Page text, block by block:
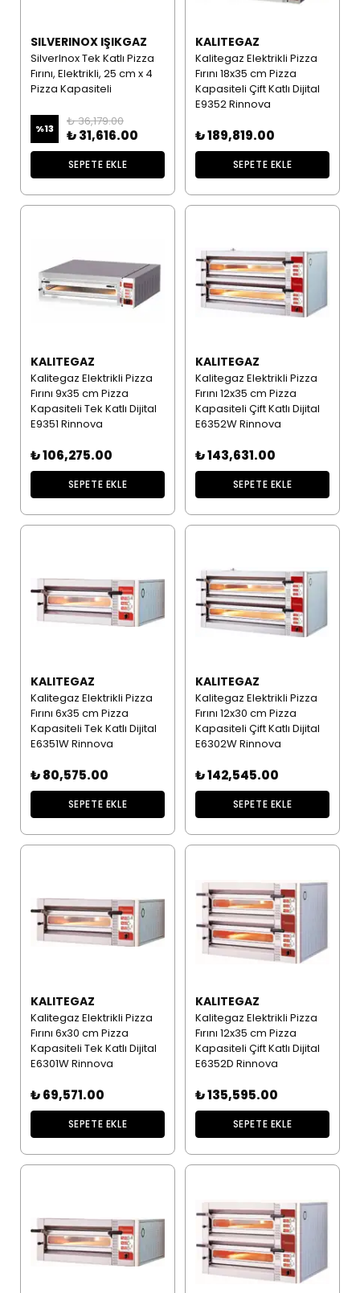
SILVERINOX IŞIKGAZ
SilverInox Tek Katlı Pizza
Fırını, Elektrikli, 25 cm x 4
Pizza Kapasiteli
%13
₺ 36,179.00
₺ 31,616.00
SEPETE EKLE
KALITEGAZ
Kalitegaz Elektrikli Pizza
Fırını 18x35 cm Pizza
Kapasiteli Çift Katlı Dijital
E9352 Rinnova
₺ 189,819.00
SEPETE EKLE
KALITEGAZ
Kalitegaz Elektrikli Pizza
Fırını 9x35 cm Pizza
Kapasiteli Tek Katlı Dijital
E9351 Rinnova
₺ 106,275.00
SEPETE EKLE
KALITEGAZ
Kalitegaz Elektrikli Pizza
Fırını 12x35 cm Pizza
Kapasiteli Çift Katlı Dijital
E6352W Rinnova
₺ 143,631.00
SEPETE EKLE
KALITEGAZ
Kalitegaz Elektrikli Pizza
Fırını 6x35 cm Pizza
Kapasiteli Tek Katlı Dijital
E6351W Rinnova
₺ 80,575.00
SEPETE EKLE
KALITEGAZ
Kalitegaz Elektrikli Pizza
Fırını 12x30 cm Pizza
Kapasiteli Çift Katlı Dijital
E6302W Rinnova
₺ 142,545.00
SEPETE EKLE
KALITEGAZ
Kalitegaz Elektrikli Pizza
Fırını 6x30 cm Pizza
Kapasiteli Tek Katlı Dijital
E6301W Rinnova
₺ 69,571.00
SEPETE EKLE
KALITEGAZ
Kalitegaz Elektrikli Pizza
Fırını 12x35 cm Pizza
Kapasiteli Çift Katlı Dijital
E6352D Rinnova
₺ 135,595.00
SEPETE EKLE